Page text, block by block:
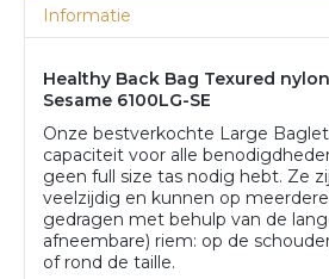
Informatie
Healthy Back Bag Texured
Sesame 6100LG-SE
Onze bestverkochte Large
capaciteit voor alle
geen full size tas nodig hebt. Ze
veelzijdig en kunnen op
gedragen met behulp van de
afneembare) riem: op de
of rond de taille.